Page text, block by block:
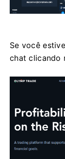
Se você
chat clicando